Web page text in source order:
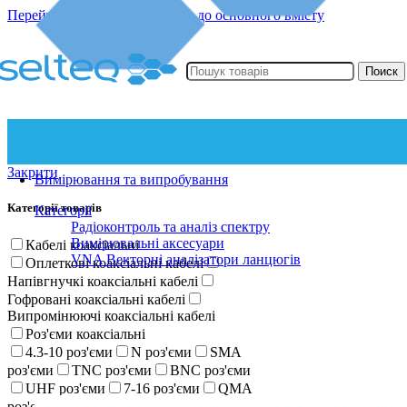
Перейти до навігації Перейти до основного вмісту
Поиск
Вимірювання та випробування
Категорії
Радіоконтроль та аналіз спектру
Вимірювальні аксесуари
VNA Векторні аналізатори ланцюгів
Закрити
Категорії товарів
Кабелі коаксіальні
Оплеткові коаксіальні кабелі
Напівгнучкі коаксіальні кабелі
Гофровані коаксіальні кабелі
Випромінюючі коаксіальні кабелі
Роз'єми коаксіальні
4.3-10 роз'єми
N роз'єми
SMA
роз'єми
TNC роз'єми
BNC роз'єми
UHF роз'єми
7-16 роз'єми
QMA